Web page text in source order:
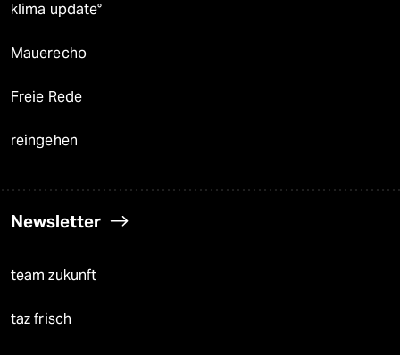
klima update°
Mauerecho
Freie Rede
reingehen
Newsletter
team zukunft
taz frisch